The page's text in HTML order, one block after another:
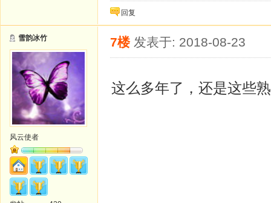
回复
雪韵冰竹
风云使者
7楼 发表于: 2018-08-23
这么多年了，还是这些